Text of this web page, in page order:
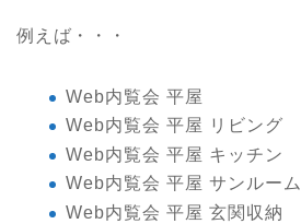
例えば・・・
Web内覧会 平屋
Web内覧会 平屋 リビング
Web内覧会 平屋 キッチン
Web内覧会 平屋 サンルーム
Web内覧会 平屋 玄関収納